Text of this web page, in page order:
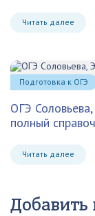
Читать далее
ОГЭ
полный
Читать далее
Подготовка к ОГЭ